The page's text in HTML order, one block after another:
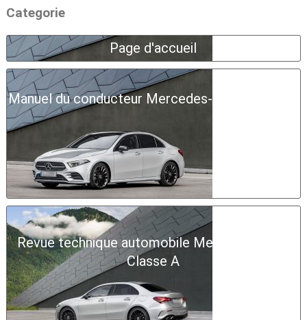
Categorie
Page d'accueil
Manuel du conducteur Mercedes-Benz Classe A
Revue technique automobile Mercedes-Benz
Classe A